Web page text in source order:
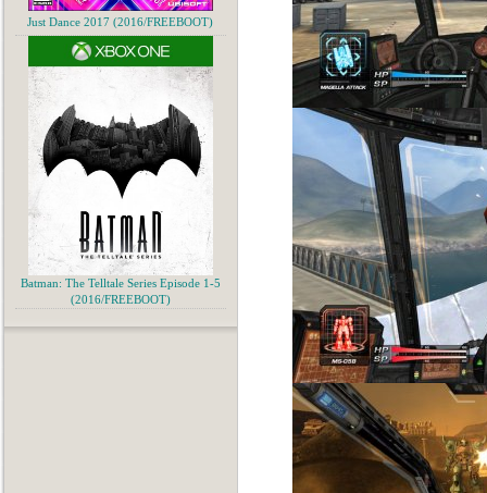
Just Dance 2017 (2016/FREEBOOT)
Batman: The Telltale Series Episode 1-5
(2016/FREEBOOT)